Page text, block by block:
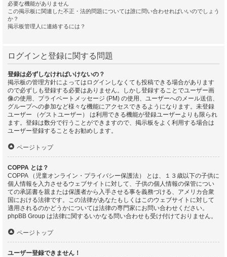
必要な機能がありません
この掲示板に関連した不正・法的問題については誰に問い合わせればいいのでしょう
か？
掲示板管理人に連絡するには？
ログインと登録に関する問題
登録は必ずしなければいけないの？
掲示板の管理方針によってはログインしなくても投稿できる場合があります
ので必ずしも登録する必要はありません。しかし登録することでユーザー画
像の使用、プライベートメッセージ (PM) の使用、ユーザーへのメール送信、
グループへの参加など様々な機能にアクセスできるようになります。未登録
ユーザー （ゲストユーザー） は利用できる機能が登録ユーザーよりも限られ
ます。登録は数分で行うことができますので、掲示板をよく利用する場合は
ユーザー登録することをお勧めします。
ページトップ
COPPA とは？
COPPA （児童オンライン・プライバシー保護法） とは、１３歳以下の子供に
個人情報を入力させるウェブサイトに対して、子供の個人情報の保管につい
ての承諾書を親または保護者から入手させる事を義務づける、アメリカ合衆
国における法律です。この法律があなたもしくはこのウェブサイトに対して
適用されるのかどうかについては法律の専門家にお問い合わせください。
phpBB Group は法律に関するいかなる問い合わせも受け付けておりません。
ページトップ
ユーザー登録できません！